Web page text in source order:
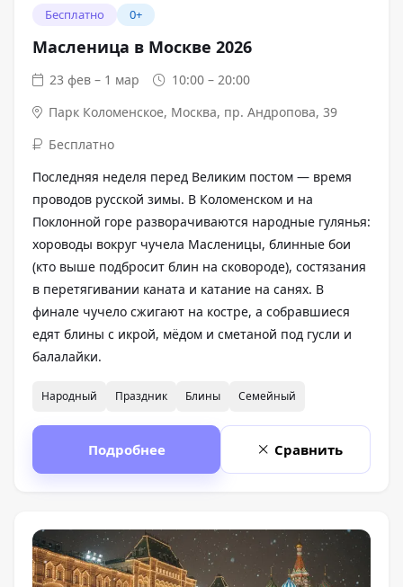
Бесплатно 0+
Масленица в Москве 2026
23 фев – 1 мар
10:00 – 20:00
Парк Коломенское, Москва, пр. Андропова, 39
Бесплатно
Последняя неделя перед Великим постом — время
проводов русской зимы. В Коломенском и на
Поклонной горе разворачиваются народные гулянья:
хороводы вокруг чучела Масленицы, блинные бои
(кто выше подбросит блин на сковороде), состязания
в перетягивании каната и катание на санях. В
финале чучело сжигают на костре, а собравшиеся
едят блины с икрой, мёдом и сметаной под гусли и
балалайки.
Народный Праздник Блины Семейный
Подробнее Сравнить